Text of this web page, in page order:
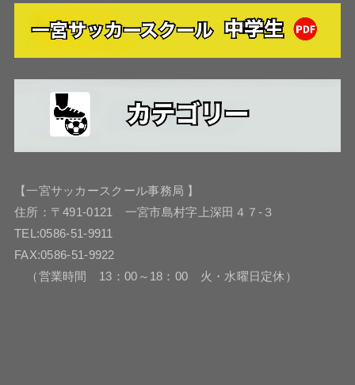
【一宮サッカースクール事務局 】
住所：〒491-0121 一宮市島村字上深田４７-３
TEL:0586-51-9911
FAX:0586-51-9922
（営業時間 13：00～18：00 火・水曜日定休）